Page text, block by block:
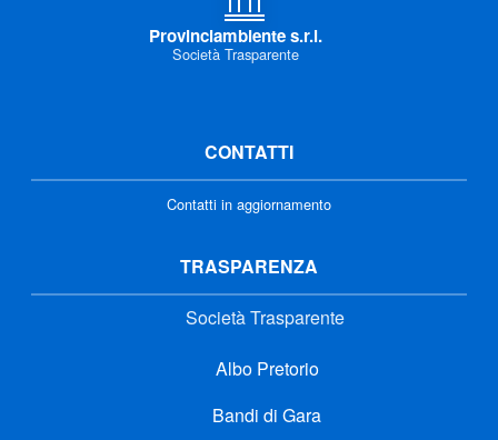
Provinciambiente s.r.l.
Società Trasparente
CONTATTI
Contatti in aggiornamento
TRASPARENZA
Società Trasparente
Albo Pretorio
Bandi di Gara